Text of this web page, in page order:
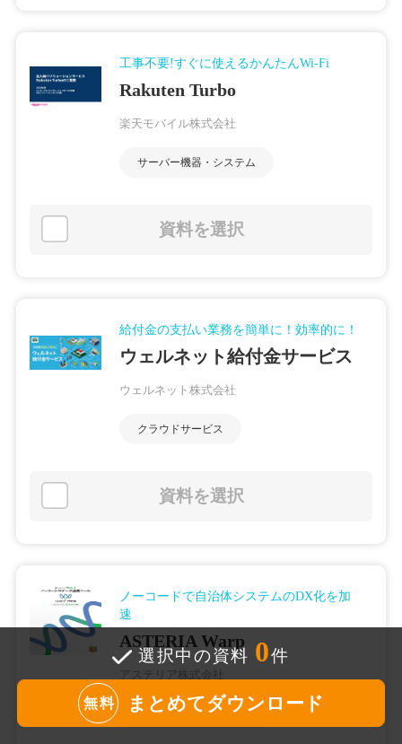
工事不要!すぐに使えるかんたんWi-Fi
Rakuten Turbo
楽天モバイル株式会社
サーバー機器・システム
資料を選択
給付金の支払い業務を簡単に！効率的に！
ウェルネット給付金サービス
ウェルネット株式会社
クラウドサービス
資料を選択
ノーコードで自治体システムのDX化を加
速
ASTERIA Warp
アステリア株式会社
サーバー機器・システム
選択中の資料 0件
無料 まとめてダウンロード